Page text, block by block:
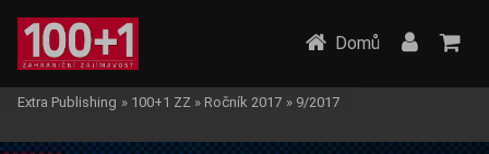
Domů
Extra Publishing » 100+1 ZZ » Ročník 2017 » 9/2017